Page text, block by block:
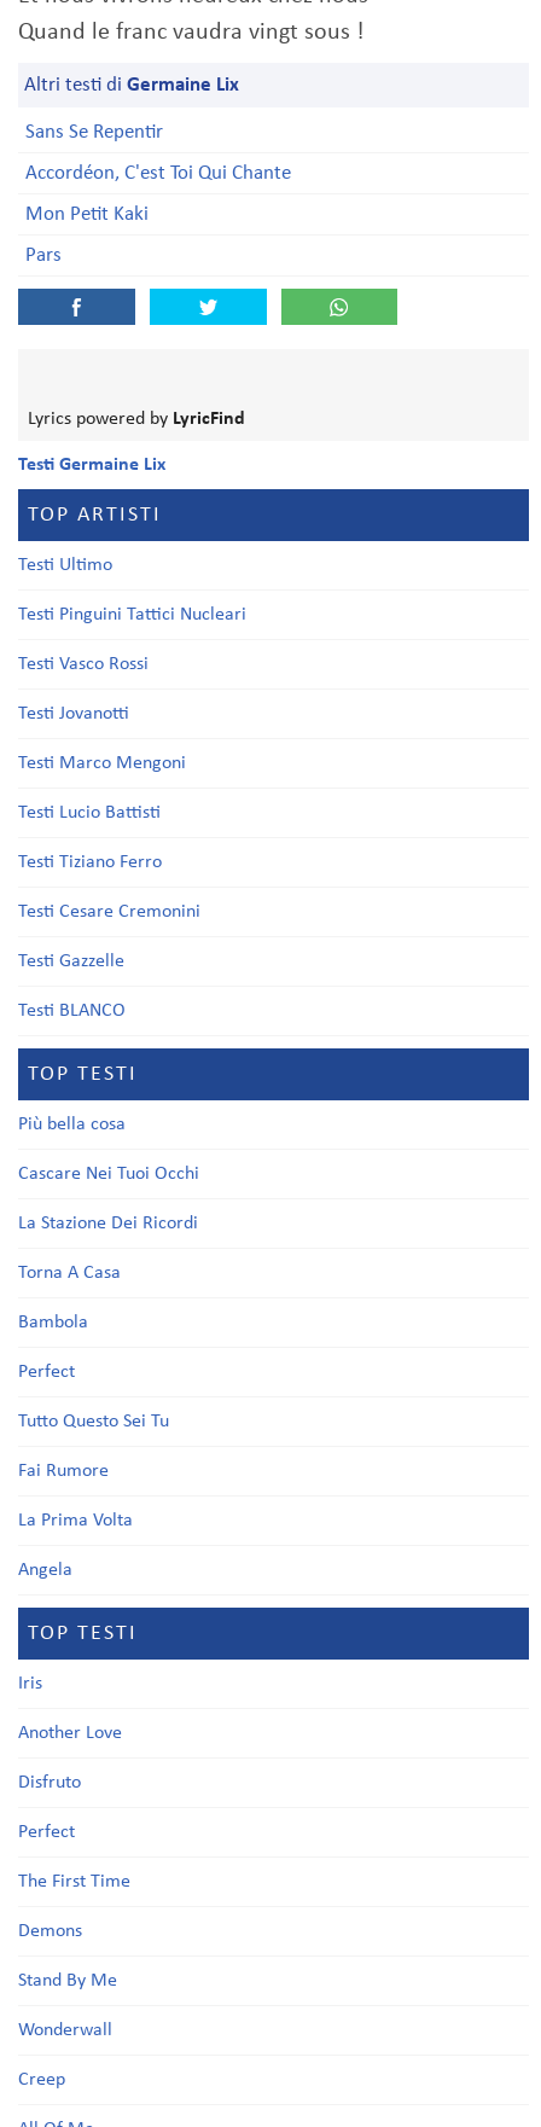
Quand le franc vaudra vingt sous !
Altri testi di Germaine Lix
Sans Se Repentir
Accordéon, C'est Toi Qui Chante
Mon Petit Kaki
Pars
Lyrics powered by LyricFind
Testi Germaine Lix
TOP ARTISTI
Testi Ultimo
Testi Pinguini Tattici Nucleari
Testi Vasco Rossi
Testi Jovanotti
Testi Marco Mengoni
Testi Lucio Battisti
Testi Tiziano Ferro
Testi Cesare Cremonini
Testi Gazzelle
Testi BLANCO
TOP TESTI
Più bella cosa
Cascare Nei Tuoi Occhi
La Stazione Dei Ricordi
Torna A Casa
Bambola
Perfect
Tutto Questo Sei Tu
Fai Rumore
La Prima Volta
Angela
TOP TESTI
Iris
Another Love
Disfruto
Perfect
The First Time
Demons
Stand By Me
Wonderwall
Creep